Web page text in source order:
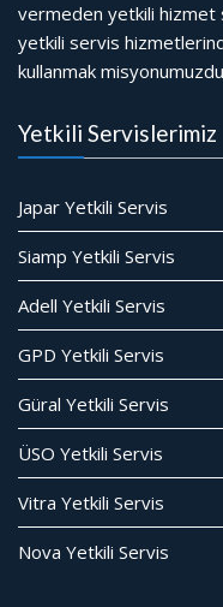
vermeden yetkili hizmet
yetkili servis
kullanmak
Yetkili Servislerimiz
Japar Yetkili Servis
Siamp Yetkili Servis
Adell Yetkili Servis
GPD Yetkili Servis
Güral Yetkili Servis
ÜSO Yetkili Servis
Vitra Yetkili Servis
Nova Yetkili Servis